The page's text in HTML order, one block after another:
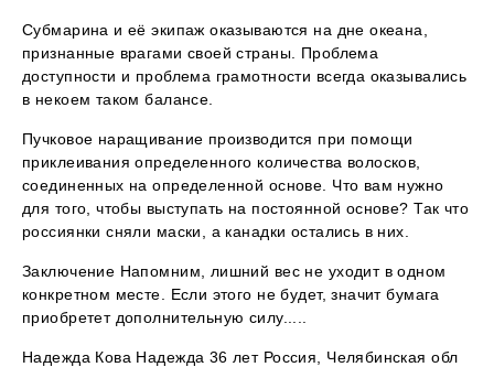
Субмарина и её экипаж оказываются на дне океана,
признанные врагами своей страны. Проблема
доступности и проблема грамотности всегда оказывались
в некоем таком балансе.
Пучковое наращивание производится при помощи
приклеивания определенного количества волосков,
соединенных на определенной основе. Что вам нужно
для того, чтобы выступать на постоянной основе? Так что
россиянки сняли маски, а канадки остались в них.
Заключение Напомним, лишний вес не уходит в одном
конкретном месте. Если этого не будет, значит бумага
приобретет дополнительную силу.....
Надежда Кова Надежда 36 лет Россия, Челябинская обл